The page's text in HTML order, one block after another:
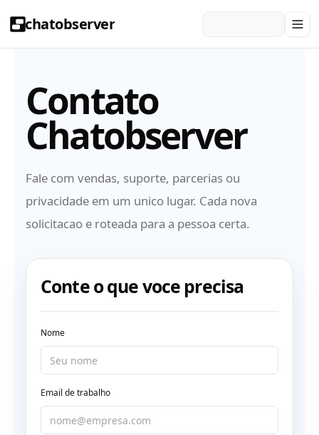
chatobserver
Contato
Chatobserver
Fale com vendas, suporte, parcerias ou
privacidade em um unico lugar. Cada nova
solicitacao e roteada para a pessoa certa.
Conte o que voce precisa
Nome
Email de trabalho